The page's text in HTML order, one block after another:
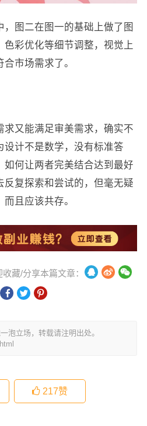
，图二在图一的基础上做了图
色彩优化等细节调整，视觉上
市场需求了。
求又能满足审美需求，确实不
设计不是数学，没有标准答
如何让两者完美结合达到最好
反复探索和尝试的，但毫无疑
且应该共存。
藏/分享本篇文章：
泡立场，转载请注明出处。
217赞